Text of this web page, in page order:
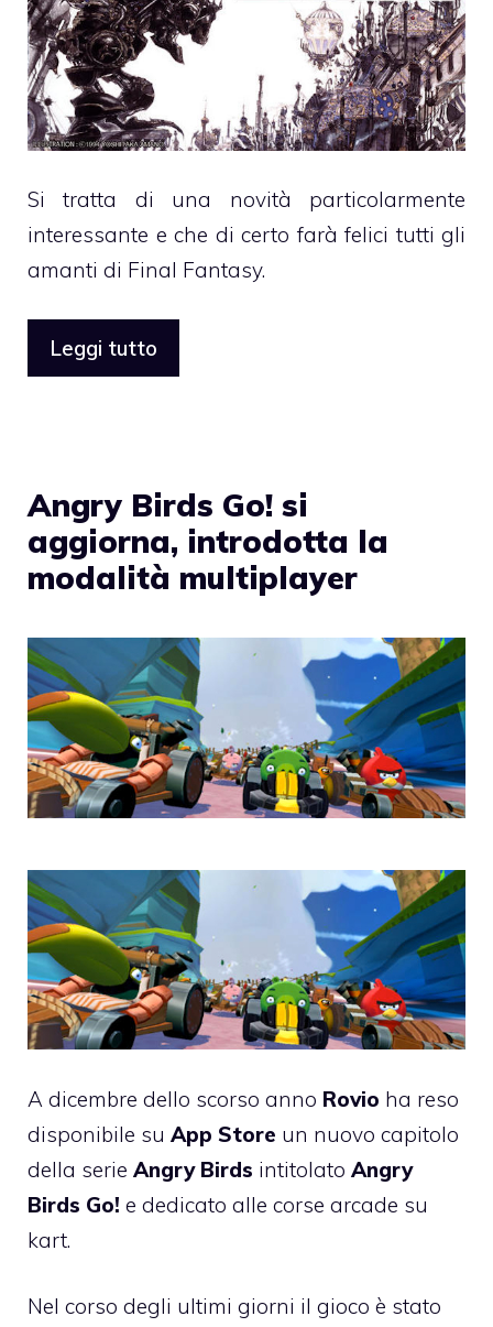
Si tratta di una novità particolarmente
interessante e che di certo farà felici tutti gli
amanti di Final Fantasy.
Leggi tutto
Angry Birds Go! si
aggiorna, introdotta la
modalità multiplayer
A dicembre dello scorso anno Rovio ha reso
disponibile su App Store un nuovo capitolo
della serie Angry Birds intitolato Angry
Birds Go! e dedicato alle corse arcade su
kart.
Nel corso degli ultimi giorni il gioco è stato